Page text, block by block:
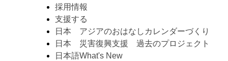
採用情報
支援する
日本 アジアのおはなしカレンダーづくり
日本 災害復興支援 過去のプロジェクト
日本語What's New